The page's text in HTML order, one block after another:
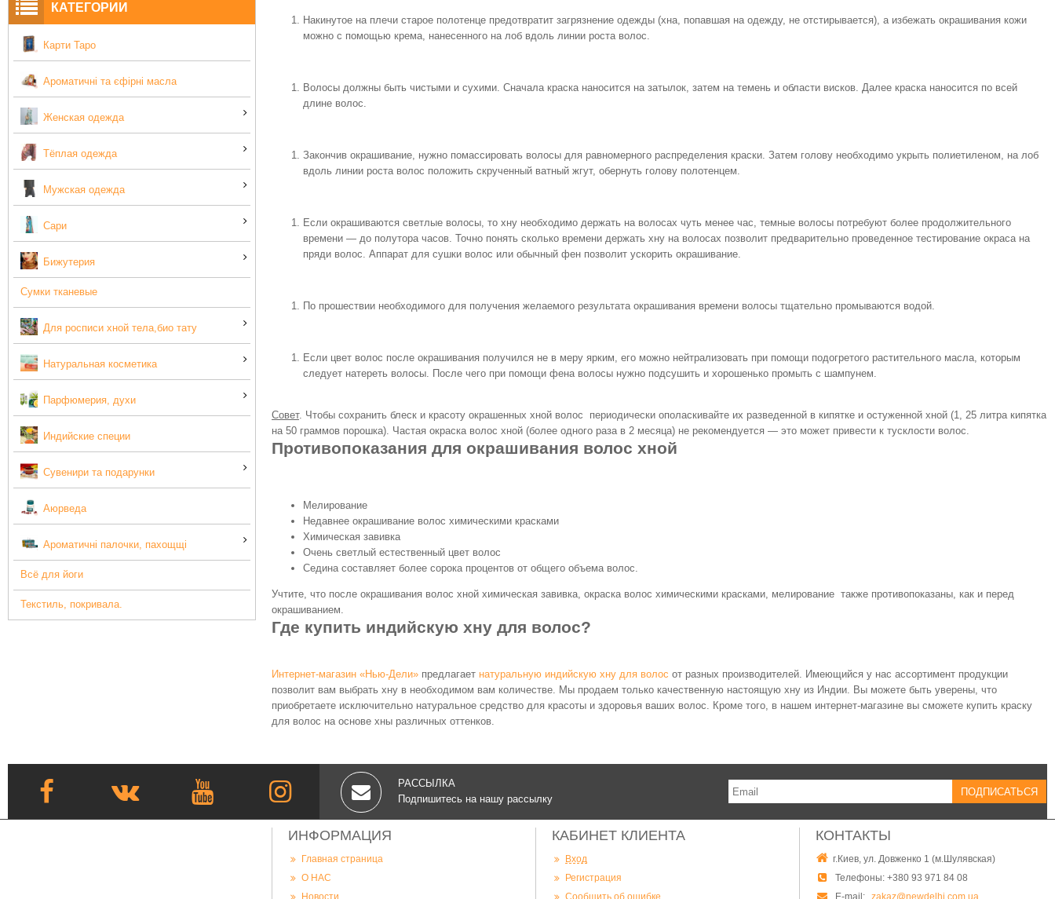
КАТЕГОРИИ
Карти Таро
Ароматичні та єфірні масла
Женская одежда
Тёплая одежда
Мужская одежда
Сари
Бижутерия
Сумки тканевые
Для росписи хной тела,био тату
Натуральная косметика
Парфюмерия, духи
Индийские специи
Сувенири та подарунки
Аюрведа
Ароматичні палочки, пахощщі
Всё для йоги
Текстиль, покривала.
Накинутое на плечи старое полотенце предотвратит загрязнение одежды (хна, попавшая на одежду, не отстирывается), а избежать окрашивания кожи
можно с помощью крема, нанесенного на лоб вдоль линии роста волос.
Волосы должны быть чистыми и сухими. Сначала краска наносится на затылок, затем на темень и области висков. Далее краска наносится по всей
длине волос.
Закончив окрашивание, нужно помассировать волосы для равномерного распределения краски. Затем голову необходимо укрыть полиетиленом, на лоб
вдоль линии роста волос положить скрученный ватный жгут, обернуть голову полотенцем.
Если окрашиваются светлые волосы, то хну необходимо держать на волосах чуть менее час, темные волосы потребуют более продолжительного
времени — до полутора часов. Точно понять сколько времени держать хну на волосах позволит предварительно проведенное тестирование окраса на
пряди волос. Аппарат для сушки волос или обычный фен позволит ускорить окрашивание.
По прошествии необходимого для получения желаемого результата окрашивания времени волосы тщательно промываются водой.
Если цвет волос после окрашивания получился не в меру ярким, его можно нейтрализовать при помощи подогретого растительного масла, которым
следует натереть волосы. После чего при помощи фена волосы нужно подсушить и хорошенько промыть с шампунем.
Совет. Чтобы сохранить блеск и красоту окрашенных хной волос периодически ополаскивайте их разведенной в кипятке и остуженной хной (1, 25 литра кипятка
на 50 граммов порошка). Частая окраска волос хной (более одного раза в 2 месяца) не рекомендуется — это может привести к тусклости волос.
Противопоказания для окрашивания волос хной
Мелирование
Недавнее окрашивание волос химическими красками
Химическая завивка
Очень светлый естественный цвет волос
Седина составляет более сорока процентов от общего объема волос.
Учтите, что после окрашивания волос хной химическая завивка, окраска волос химическими красками, мелирование также противопоказаны, как и перед
окрашиванием.
Где купить индийскую хну для волос?
Интернет-магазин «Нью-Дели» предлагает натуральную индийскую хну для волос от разных производителей. Имеющийся у нас ассортимент продукции
позволит вам выбрать хну в необходимом вам количестве. Мы продаем только качественную настоящую хну из Индии. Вы можете быть уверены, что
приобретаете исключительно натуральное средство для красоты и здоровья ваших волос. Кроме того, в нашем интернет-магазине вы сможете купить краску
для волос на основе хны различных оттенков.
РАССЫЛКА
Подпишитесь на нашу рассылку
ИНФОРМАЦИЯ
Главная страница
О НАС
Новости
КАБИНЕТ КЛИЕНТА
Вход
Регистрация
Сообщить об ошибке
КОНТАКТЫ
г.Киев, ул. Довженко 1 (м.Шулявская)
Телефоны: +380 93 971 84 08
E-mail: zakaz@newdelhi.com.ua